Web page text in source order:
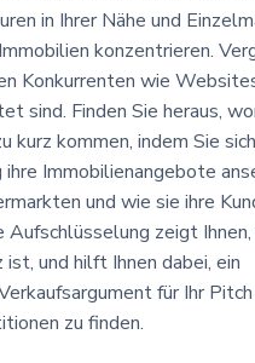
in Ihrer Nähe und
konzentrieren.
Konkurrenten wie
sind. Finden Sie heraus,
kurz kommen, indem Sie
Immobilienangebote
und wie sie ihre
Aufschlüsselung zeigt
und hilft Ihnen dabei, ein
für Ihr
zu finden.